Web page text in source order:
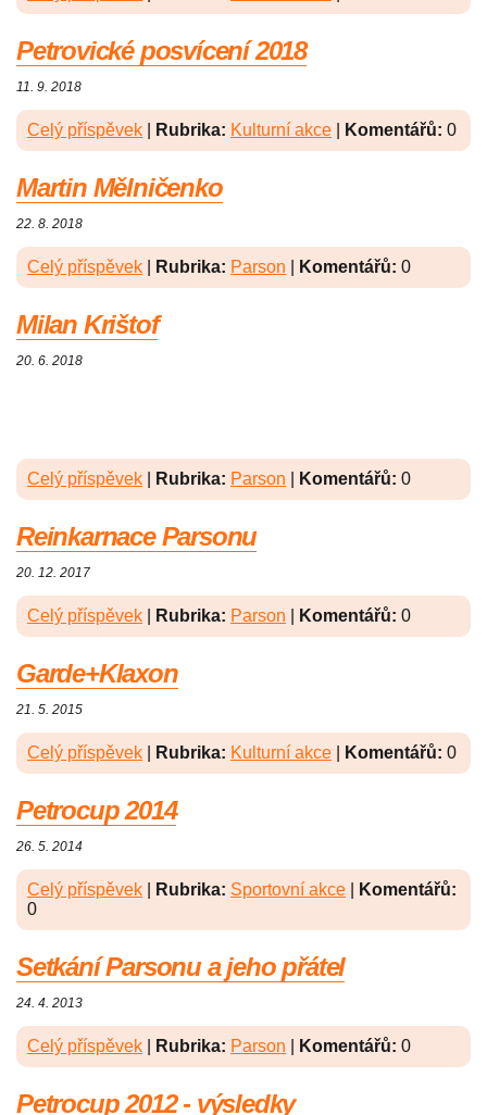
Petrovické posvícení 2018
11. 9. 2018
Celý příspěvek Rubrika: Kulturní akce Komentářů: 0
Martin Mělničenko
22. 8. 2018
Celý příspěvek Rubrika: Parson Komentářů: 0
Milan Krištof
20. 6. 2018
Celý příspěvek Rubrika: Parson Komentářů: 0
Reinkarnace Parsonu
20. 12. 2017
Celý příspěvek Rubrika: Parson Komentářů: 0
Garde+Klaxon
21. 5. 2015
Celý příspěvek Rubrika: Kulturní akce Komentářů: 0
Petrocup 2014
26. 5. 2014
Celý příspěvek Rubrika: Sportovní akce
Komentářů:
0
Setkání Parsonu a jeho přátel
24. 4. 2013
Celý příspěvek Rubrika: Parson Komentářů: 0
Petrocup 2012 - výsledky